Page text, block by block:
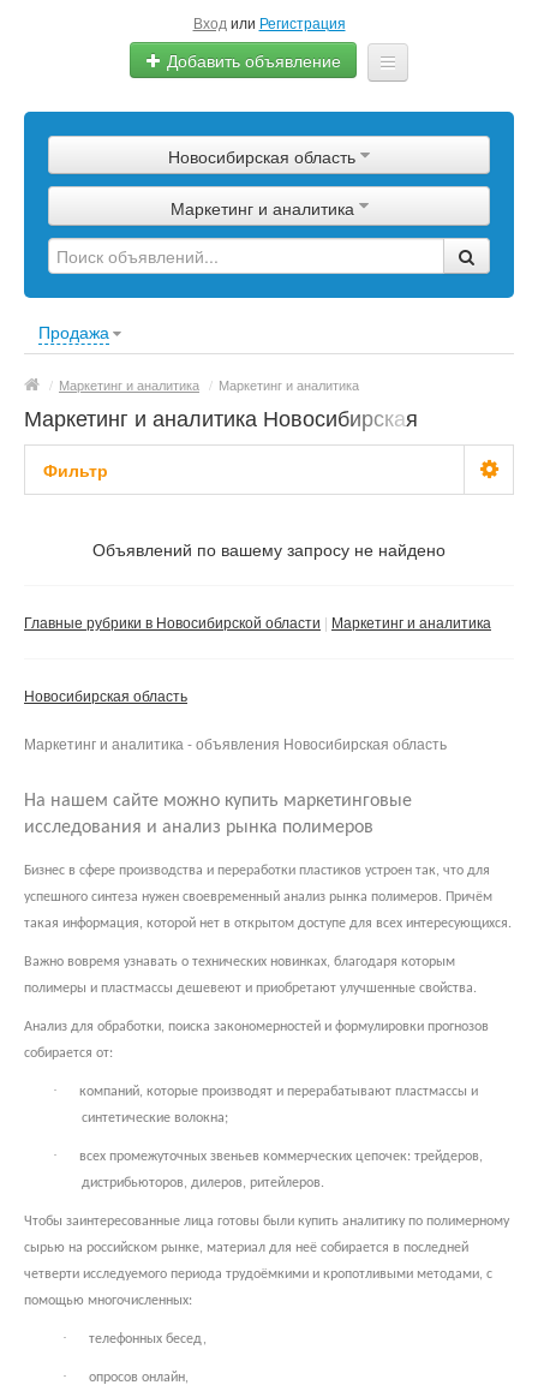
Вход или Регистрация
Добавить объявление
Сырье
Изделия
Оборудование
Новосибирская область
Маркетинг и аналитика
Продажа
/ Маркетинг и аналитика / Маркетинг и аналитика
Маркетинг и аналитика Новосибирская
область
Фильтр
Частное лицо
Объявлений по вашему запросу не найдено
Главные рубрики в Новосибирской области Маркетинг и аналитика
Новосибирская область
Маркетинг и аналитика - объявления Новосибирская область
На нашем сайте можно купить маркетинговые
исследования и анализ рынка полимеров
Бизнес в сфере производства и переработки пластиков устроен так, что для
успешного синтеза нужен своевременный анализ рынка полимеров. Причём
такая информация, которой нет в открытом доступе для всех интересующихся.
Важно вовремя узнавать о технических новинках, благодаря которым
полимеры и пластмассы дешевеют и приобретают улучшенные свойства.
Анализ для обработки, поиска закономерностей и формулировки прогнозов
собирается от:
·
компаний, которые производят и перерабатывают пластмассы и
синтетические волокна;
·
всех промежуточных звеньев коммерческих цепочек: трейдеров,
дистрибьюторов, дилеров, ритейлеров.
Чтобы заинтересованные лица готовы были купить аналитику по полимерному
сырью на российском рынке, материал для неё собирается в последней
четверти исследуемого периода трудоёмкими и кропотливыми методами, с
помощью многочисленных:
· телефонных бесед,
· опросов онлайн,